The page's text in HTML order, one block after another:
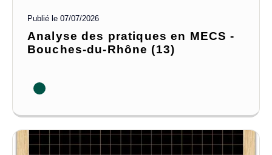
Publié le 07/07/2026
Analyse des pratiques en MECS -
Bouches-du-Rhône (13)